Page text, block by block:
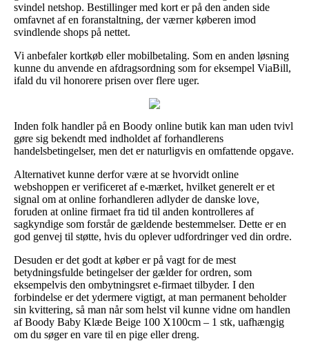
svindel netshop. Bestillinger med kort er på den anden side
omfavnet af en foranstaltning, der værner køberen imod
svindlende shops på nettet.
Vi anbefaler kortkøb eller mobilbetaling. Som en anden løsning
kunne du anvende en afdragsordning som for eksempel ViaBill,
ifald du vil honorere prisen over flere uger.
Inden folk handler på en Boody online butik kan man uden tvivl
gøre sig bekendt med indholdet af forhandlerens
handelsbetingelser, men det er naturligvis en omfattende opgave.
Alternativet kunne derfor være at se hvorvidt online
webshoppen er verificeret af e-mærket, hvilket generelt er et
signal om at online forhandleren adlyder de danske love,
foruden at online firmaet fra tid til anden kontrolleres af
sagkyndige som forstår de gældende bestemmelser. Dette er en
god genvej til støtte, hvis du oplever udfordringer ved din ordre.
Desuden er det godt at køber er på vagt for de mest
betydningsfulde betingelser der gælder for ordren, som
eksempelvis den ombytningsret e-firmaet tilbyder. I den
forbindelse er det ydermere vigtigt, at man permanent beholder
sin kvittering, så man når som helst vil kunne vidne om handlen
af Boody Baby Klæde Beige 100 X100cm – 1 stk, uafhængig
om du søger en vare til en pige eller dreng.